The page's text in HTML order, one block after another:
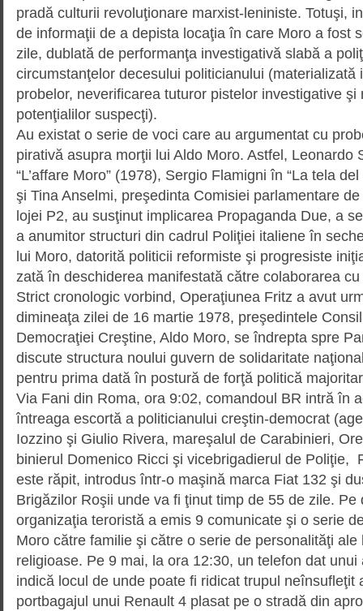
pradă culturii revoluţionare mar­xist-leniniste. Totuşi,
de informaţii de a depista locaţia în care Moro a fost
zile, dublată de perfor­manţa investigativă slabă a
circumstanţelor decesului politicianului (materializată
probelor, neve­rifi­carea tuturor pistelor investigative şi
potenţialilor sus­pecţi).
Au existat o serie de voci care au argumentat cu
pirativă asupra morţii lui Aldo Moro. Astfel, Leonardo
“L’affare Moro” (1978), Sergio Flamigni în “La tela
şi Tina Anselmi, preşedinta Comisiei parlamentare
lojei P2, au susţinut implicarea Propa­ganda Due, a
a anumitor structuri din cadrul Poliţiei italiene în
lui Moro, datorită politicii reformiste şi progresiste
zată în deschiderea manifestată către colaborarea
Strict cronologic vorbind, Opera­ţiu­nea Fritz a avut
dimineaţa zilei de 16 martie 1978, preşedintele
Democraţiei Creştine, Aldo Moro, se îndrepta spre
discute structura noului guvern de soli­daritate
pentru prima dată în postură de forţă politică
Via Fani din Roma, ora 9:02, coman­doul BR intră în
întreaga escortă a politicianului creştin-democrat
Iozzino şi Giulio Rivera, ma­re­şalul de Carabinieri,
binierul Domenico Ricci şi vicebri­ga­dierul de Poliţie,
este răpit, introdus într-o maşină marca Fiat 132 şi
Brigăzilor Roşii unde va fi ţinut timp de 55 de zile. Pe
organizaţia teroristă a emis 9 comunicate şi o serie
Moro către familie şi către o serie de personalităţi ale
religioase. Pe 9 mai, la ora 12:30, un telefon dat
indică locul de unde poate fi ridicat trupul neînsufleţit
portbagajul unui Renault 4 plasat pe o stradă din